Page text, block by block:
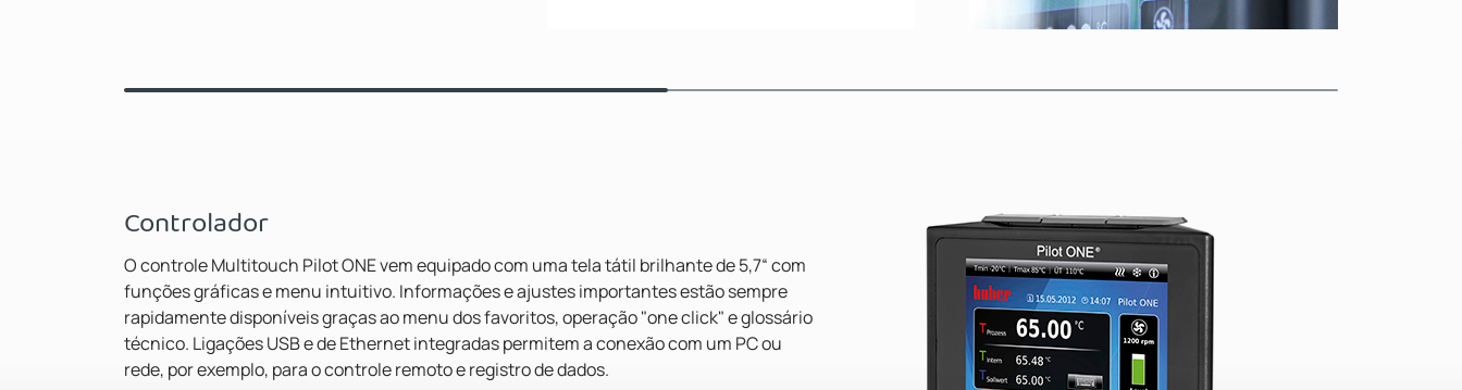
Controlador
O controle Multitouch Pilot ONE vem equipado com uma tela tátil brilhante de 5,7“ com
funções gráficas e menu intuitivo. Informações e ajustes importantes estão sempre
rapidamente disponíveis graças ao menu dos favoritos, operação "one click" e glossário
técnico. Ligações USB e de Ethernet integradas permitem a conexão com um PC ou
rede, por exemplo, para o controle remoto e registro de dados.